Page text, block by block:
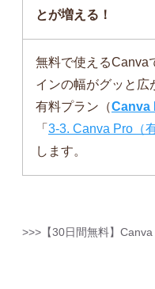
とが増える！
無料で使えるCanva
インの幅がグッと広
有料プラン（Canva
「 3-3. Canva Pro（
します。
>>>【30日間無料】